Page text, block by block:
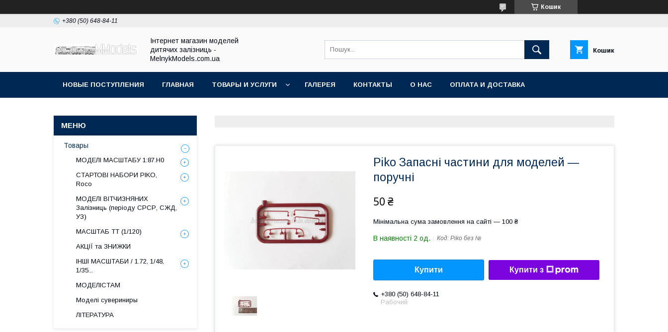
Кошик
+380 (50) 648-84-11
Інтернет магазин моделей
дитячих залізниць -
MelnykModels.com.ua
Кошик
НОВЫЕ ПОСТУПЛЕНИЯ ГЛАВНАЯ ТОВАРЫ И УСЛУГИ ГАЛЕРЕЯ КОНТАКТЫ О НАС ОПЛАТА И ДОСТАВКА
Piko Запасні частини для моделей —
поручні
50 ₴
Мінімальна сума замовлення на сайті — 100 ₴
В наявності 2 од. Код: Piko без №
Купити Купити з
+380 (50) 648-84-11
Рабочий
Товары
МОДЕЛІ МАСШТАБУ 1:87.H0
СТАРТОВІ НАБОРИ PIKO,
Roco
МОДЕЛІ ВІТЧИЗНЯНИХ
Залізниць (періоду СРСР, СЖД,
УЗ)
МАСШТАБ ТТ (1/120)
АКЦІЇ та ЗНИЖКИ
ІНШІ МАСШТАБИ / 1.72, 1/48,
1/35...
МОДЕЛІСТАМ
Моделі сувериниры
ЛІТЕРАТУРА